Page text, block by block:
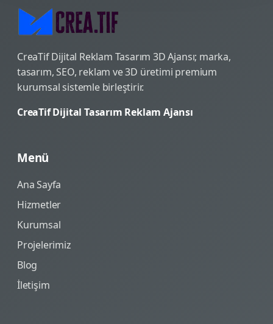
CreaTif Dijital Reklam Tasarım 3D Ajansı; marka,
tasarım, SEO, reklam ve 3D üretimi premium
kurumsal sistemle birleştirir.
CreaTif Dijital Tasarım Reklam Ajansı
Menü
Ana Sayfa
Hizmetler
Kurumsal
Projelerimiz
Blog
İletişim